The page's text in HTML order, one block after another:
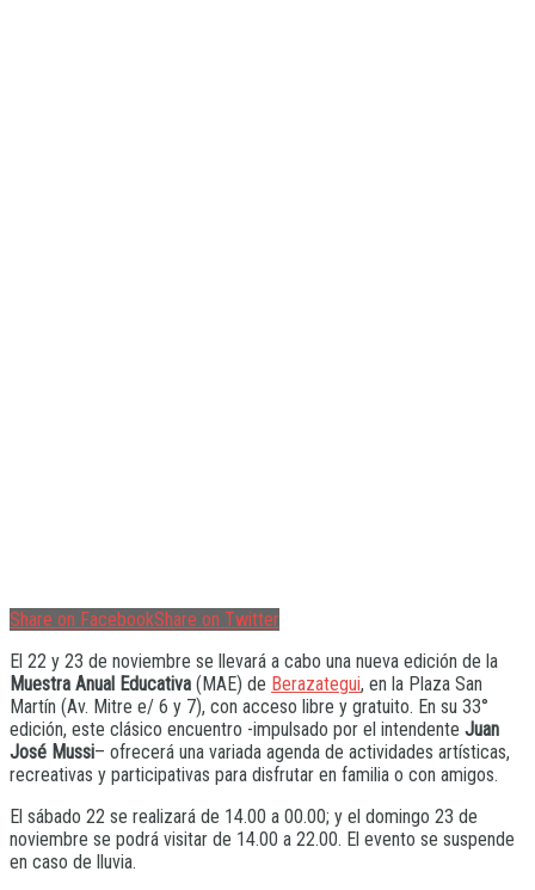
Share on FacebookShare on Twitter
El 22 y 23 de noviembre se llevará a cabo una nueva edición de la
Muestra Anual Educativa (MAE) de Berazategui, en la Plaza San
Martín (Av. Mitre e/ 6 y 7), con acceso libre y gratuito. En su 33°
edición, este clásico encuentro -impulsado por el intendente Juan
José Mussi– ofrecerá una variada agenda de actividades artísticas,
recreativas y participativas para disfrutar en familia o con amigos.
El sábado 22 se realizará de 14.00 a 00.00; y el domingo 23 de
noviembre se podrá visitar de 14.00 a 22.00. El evento se suspende
en caso de lluvia.